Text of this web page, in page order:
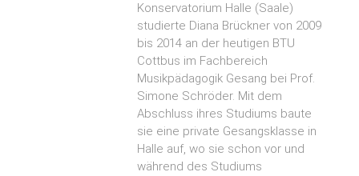
Konservatorium Halle (Saale)
studierte Diana Brückner von 2009
bis 2014 an der heutigen BTU
Cottbus im Fachbereich
Musikpädagogik Gesang bei Prof.
Simone Schröder. Mit dem
Abschluss ihres Studiums baute
sie eine private Gesangsklasse in
Halle auf, wo sie schon vor und
während des Studiums